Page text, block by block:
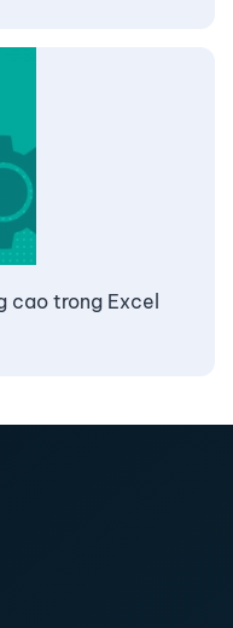
cao trong Excel